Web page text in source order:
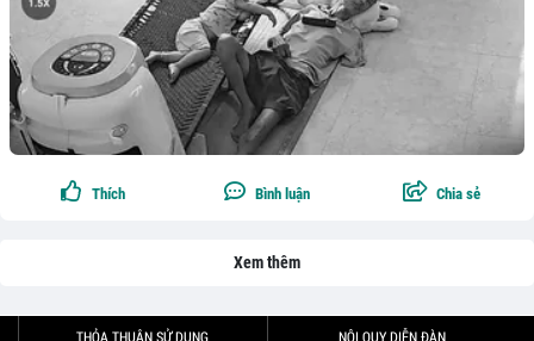
Thích Bình luận Chia sẻ
Xem thêm
THỎA THUẬN SỬ DỤNG NỘI QUY DIỄN ĐÀN